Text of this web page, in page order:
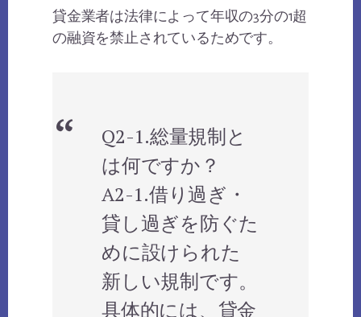
貸金業者は法律によって年収の3分の1超
の融資を禁止されているためです。
Q2-1.総量規制と
は何ですか？
A2-1.借り過ぎ・
貸し過ぎを防ぐた
めに設けられた
新しい規制です。
具体的には、貸金